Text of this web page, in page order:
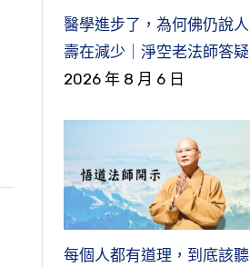
醫學進步了，為何佛仍說人
壽在減少｜淨空老法師答疑
2026 年 8 月 6 日
每個人都有道理，到底該聽